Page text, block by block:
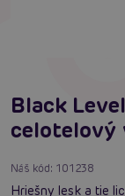
Black
celotelový
Náš kód: 101238
Hriešny lesk a tie